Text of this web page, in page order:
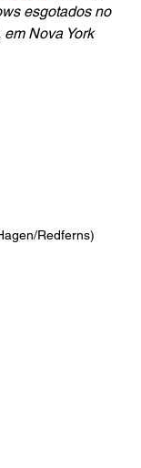
esgotados no
Nova York
Redferns)